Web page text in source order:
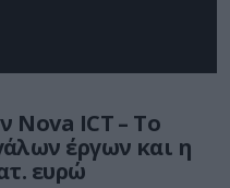
Nova ICT – Το
έργων και η
ευρώ